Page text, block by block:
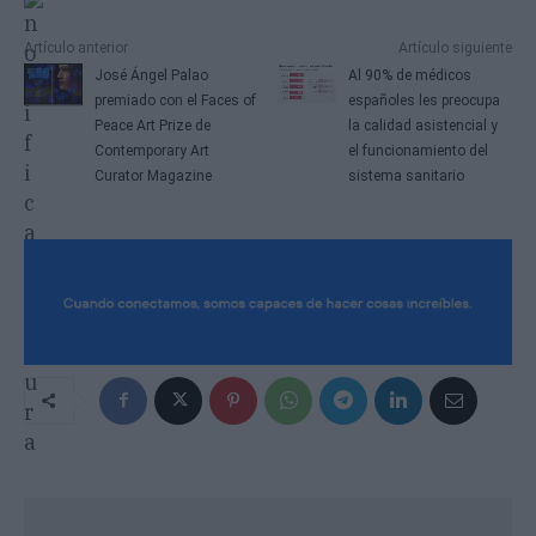
Artículo anterior
José Ángel Palao
premiado con el Faces of
Peace Art Prize de
Contemporary Art
Curator Magazine
Artículo siguiente
Al 90% de médicos
españoles les preocupa
la calidad asistencial y
el funcionamiento del
sistema sanitario